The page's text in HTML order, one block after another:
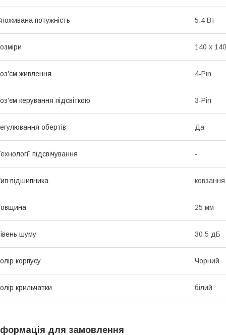
потужність 5.4 Вт
140 х
живлення 4-Pin
керування підсвіткою 3-Pin
обертів Да
підсвічування -
підшипника
25 мм
шуму 30.5 дБ
корпусу Чорний
крильчатки білий
для замовлення